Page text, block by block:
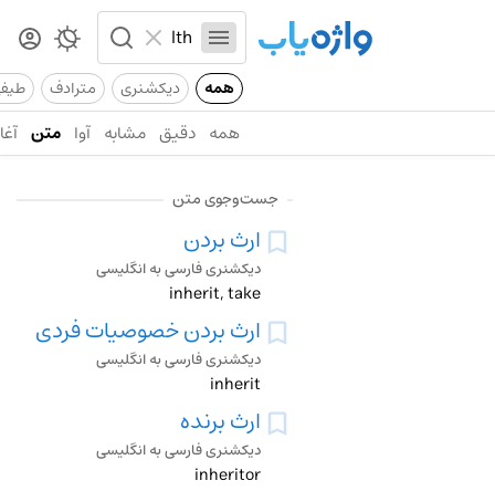
همه دیکشنری مترادف
همه دقیق مشابه آوا متن
جست‌وجوی متن
ارث بردن
دیکشنری فارسی به انگلیسی
inherit, take
ارث بردن خصوصیات فردی
دیکشنری فارسی به انگلیسی
inherit
ارث برنده
دیکشنری فارسی به انگلیسی
inheritor